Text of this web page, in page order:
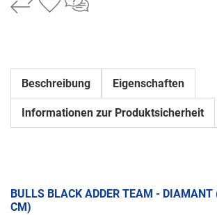
Beschreibung Eigenschaften
Informationen zur Produktsicherheit
BULLS BLACK ADDER TEAM - DIAMANT
CM)